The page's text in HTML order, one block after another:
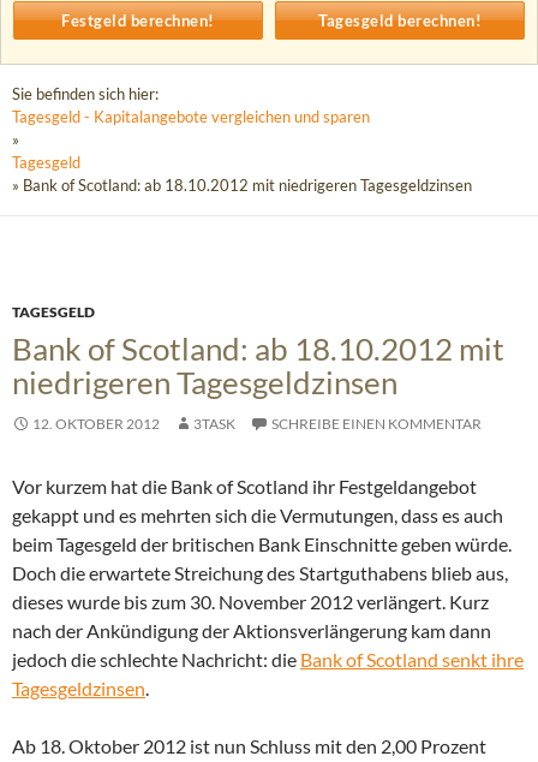
Sie befinden sich hier:
Tagesgeld - Kapitalangebote vergleichen und sparen
»
Tagesgeld
» Bank of Scotland: ab 18.10.2012 mit niedrigeren Tagesgeldzinsen
TAGESGELD
Bank of Scotland: ab 18.10.2012 mit
niedrigeren Tagesgeldzinsen
12. OKTOBER 2012 3TASK SCHREIBE EINEN KOMMENTAR
Vor kurzem hat die Bank of Scotland ihr Festgeldangebot
gekappt und es mehrten sich die Vermutungen, dass es auch
beim Tagesgeld der britischen Bank Einschnitte geben würde.
Doch die erwartete Streichung des Startguthabens blieb aus,
dieses wurde bis zum 30. November 2012 verlängert. Kurz
nach der Ankündigung der Aktionsverlängerung kam dann
jedoch die schlechte Nachricht: die Bank of Scotland senkt ihre
Tagesgeldzinsen.
Ab 18. Oktober 2012 ist nun Schluss mit den 2,00 Prozent